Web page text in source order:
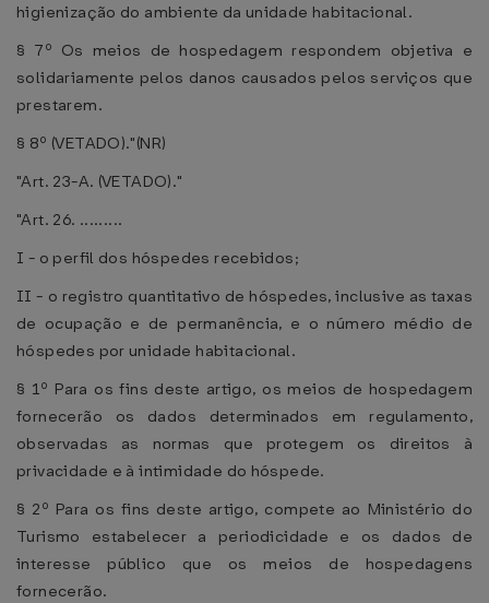
higienização do ambiente da unidade habitacional.
§ 7º Os meios de hospedagem respondem objetiva e
solidariamente pelos danos causados pelos serviços que
prestarem.
§ 8º (VETADO)."(NR)
"Art. 23-A. (VETADO)."
"Art. 26. .........
I - o perfil dos hóspedes recebidos;
II - o registro quantitativo de hóspedes, inclusive as taxas
de ocupação e de permanência, e o número médio de
hóspedes por unidade habitacional.
§ 1º Para os fins deste artigo, os meios de hospedagem
fornecerão os dados determinados em regulamento,
observadas as normas que protegem os direitos à
privacidade e à intimidade do hóspede.
§ 2º Para os fins deste artigo, compete ao Ministério do
Turismo estabelecer a periodicidade e os dados de
interesse público que os meios de hospedagens
fornecerão.